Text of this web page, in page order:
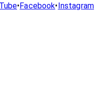
•Facebook•Instagram